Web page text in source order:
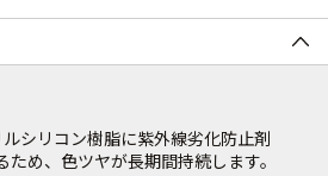
シリコン樹脂に紫外線劣化防止剤
め、色ツヤが長期間持続します。